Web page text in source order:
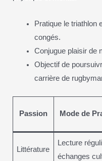
Pratique le triathlon
congés.
Conjugue plaisir de
Objectif de
carrière de
Passion Mode de
Littérature
Lecture
échanges